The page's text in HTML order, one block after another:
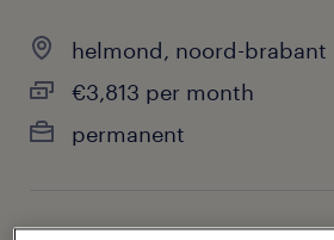
helmond, noord-brabant
€3,813 per month
permanent